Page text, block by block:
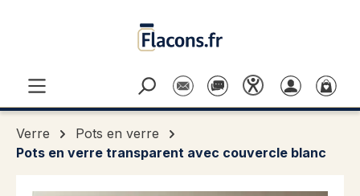
Verre
Pots en verre
Pots en verre transparent avec couvercle blanc